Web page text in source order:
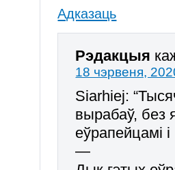
Адказаць
Рэдакцыя
18 чэрвеня,
Siarhiej:
вырабаў, без
еўрапейцамі
—